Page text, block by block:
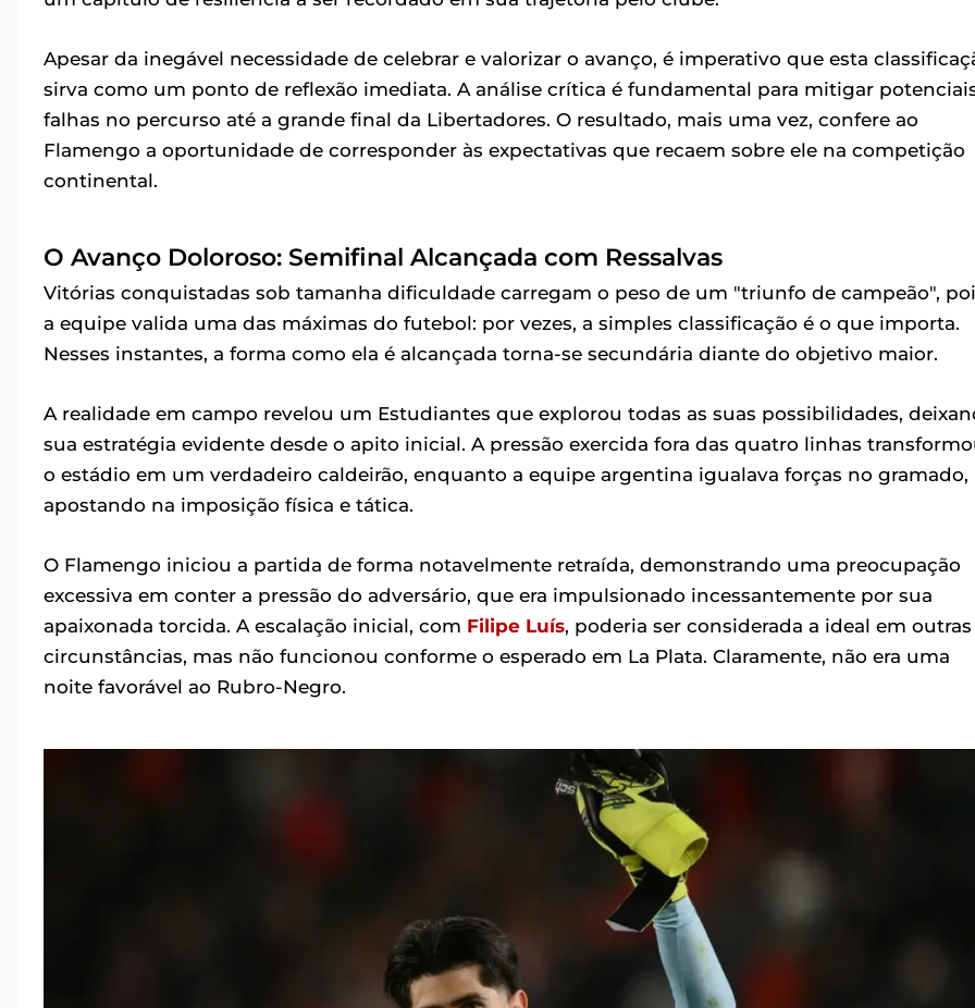
Apesar da inegável necessidade de celebrar e valorizar o avanço, é imperativo que esta
sirva como um ponto de reflexão imediata. A análise crítica é fundamental para mitigar
falhas no percurso até a grande final da Libertadores. O resultado, mais uma vez, confere ao
Flamengo a oportunidade de corresponder às expectativas que recaem sobre ele na competição
continental.
O Avanço Doloroso: Semifinal Alcançada com Ressalvas
Vitórias conquistadas sob tamanha dificuldade carregam o peso de um "triunfo de campeão",
a equipe valida uma das máximas do futebol: por vezes, a simples classificação é o que importa.
Nesses instantes, a forma como ela é alcançada torna-se secundária diante do objetivo maior.
A realidade em campo revelou um Estudiantes que explorou todas as suas possibilidades,
sua estratégia evidente desde o apito inicial. A pressão exercida fora das quatro linhas
o estádio em um verdadeiro caldeirão, enquanto a equipe argentina igualava forças no gramado,
apostando na imposição física e tática.
O Flamengo iniciou a partida de forma notavelmente retraída, demonstrando uma preocupação
excessiva em conter a pressão do adversário, que era impulsionado incessantemente por sua
apaixonada torcida. A escalação inicial, com Filipe Luís, poderia ser considerada a ideal em outras
circunstâncias, mas não funcionou conforme o esperado em La Plata. Claramente, não era uma
noite favorável ao Rubro-Negro.